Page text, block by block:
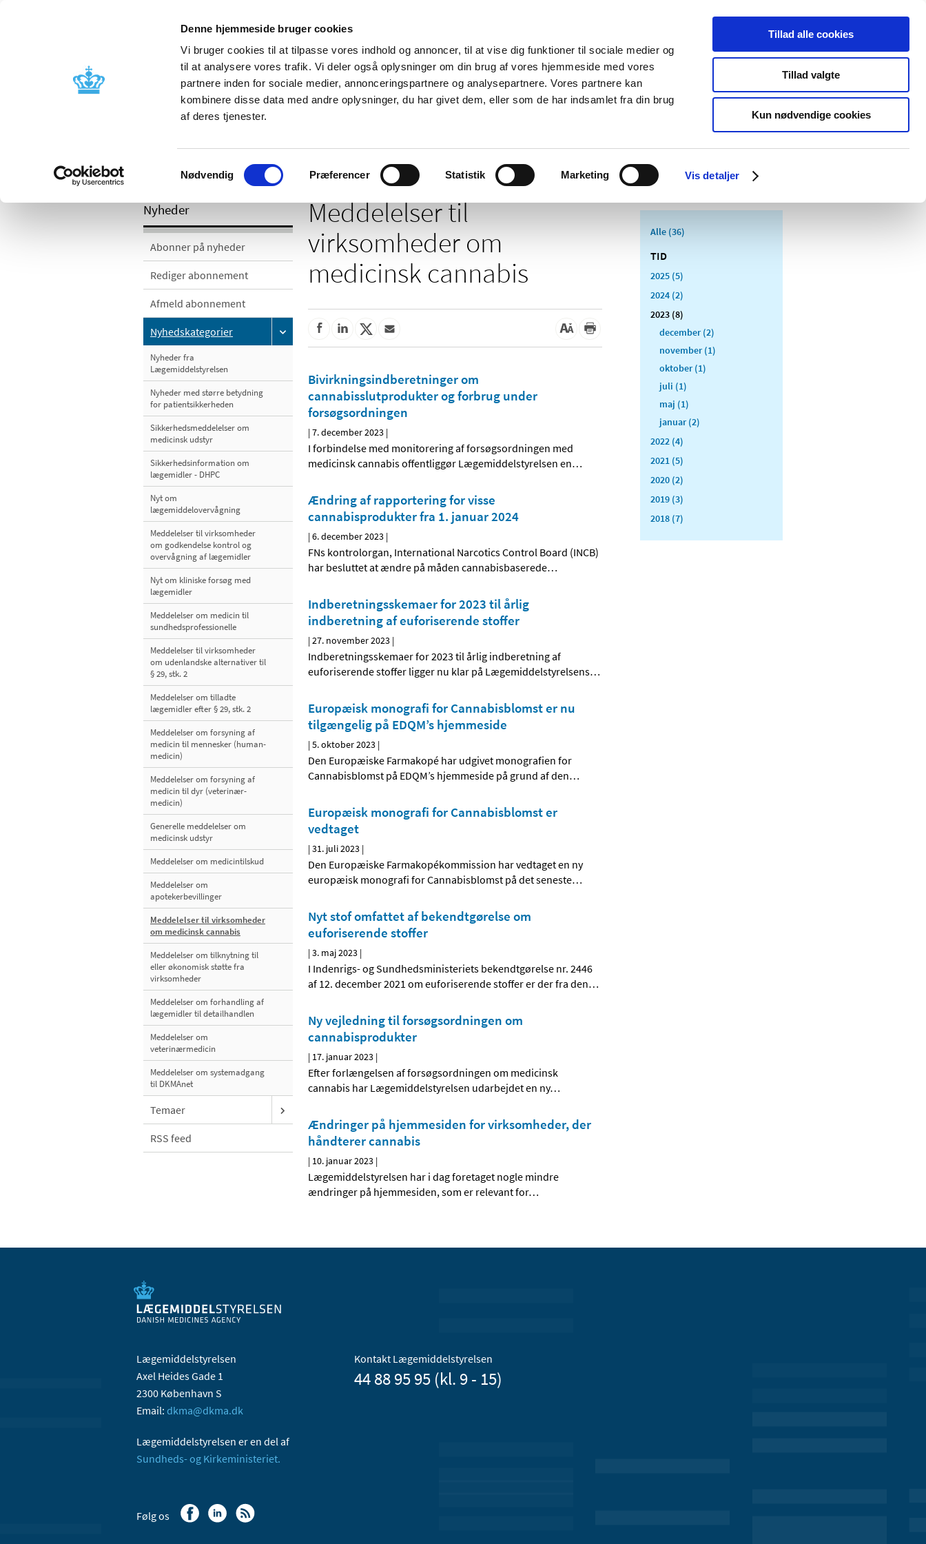
Denne hjemmeside bruger cookies
Vi bruger cookies til at tilpasse vores indhold og annoncer, til at vise dig funktioner til sociale medier og
til at analysere vores trafik. Vi deler også oplysninger om din brug af vores hjemmeside med vores
partnere inden for sociale medier, annonceringspartnere og analysepartnere. Vores partnere kan
kombinere disse data med andre oplysninger, du har givet dem, eller som de har indsamlet fra din brug
af deres tjenester.
Samtykkevalg
Nødvendig Præferencer Statistik Marketing Vis detaljer
Tillad alle cookies
Tillad valgte
Kun nødvendige cookies
Nyheder Om os Kontakt Udgivelser
Godkendelse og
Bivirkninger og
produktinformation
Tilskud og
Apoteker og salg af
Medicinsk
Særlige
produktområder
/ Nyhedskategorier / Meddelelser til virksomheder om medicinsk cannabis
Nyheder
Abonner på nyheder
Rediger abonnement
Afmeld abonnement
Nyhedskategorier
Nyheder fra
Lægemiddelstyrelsen
Nyheder med større betydning
for patientsikkerheden
Sikkerhedsmeddelelser om
medicinsk udstyr
Sikkerhedsinformation om
lægemidler - DHPC
Nyt om
lægemiddelovervågning
Meddelelser til virksomheder
om godkendelse kontrol og
overvågning af lægemidler
Nyt om kliniske forsøg med
lægemidler
Meddelelser om medicin til
sundhedsprofessionelle
Meddelelser til virksomheder
om udenlandske alternativer til
§ 29, stk. 2
Meddelelser om tilladte
lægemidler efter § 29, stk. 2
Meddelelser om forsyning af
medicin til mennesker (human-
medicin)
Meddelelser om forsyning af
medicin til dyr (veterinær-
medicin)
Generelle meddelelser om
medicinsk udstyr
Meddelelser om medicintilskud
Meddelelser om
apotekerbevillinger
Meddelelser til virksomheder
om medicinsk cannabis
Meddelelser om tilknytning til
eller økonomisk støtte fra
virksomheder
Meddelelser om forhandling af
lægemidler til detailhandlen
Meddelelser om
veterinærmedicin
Meddelelser om systemadgang
til DKMAnet
Temaer
RSS feed
Meddelelser til
virksomheder om
medicinsk cannabis
Bivirkningsindberetninger om
cannabisslutprodukter og forbrug under
forsøgsordningen
|7. december 2023 |
I forbindelse med monitorering af forsøgsordningen med
medicinsk cannabis offentliggør Lægemiddelstyrelsen en…
Ændring af rapportering for visse
cannabisprodukter fra 1. januar 2024
|6. december 2023 |
FNs kontrolorgan, International Narcotics Control Board (INCB)
har besluttet at ændre på måden cannabisbaserede…
Indberetningsskemaer for 2023 til årlig
indberetning af euforiserende stoffer
|27. november 2023 |
Indberetningsskemaer for 2023 til årlig indberetning af
euforiserende stoffer ligger nu klar på Lægemiddelstyrelsens…
Europæisk monografi for Cannabisblomst er nu
tilgængelig på EDQM’s hjemmeside
|5. oktober 2023 |
Den Europæiske Farmakopé har udgivet monografien for
Cannabisblomst på EDQM’s hjemmeside på grund af den…
Europæisk monografi for Cannabisblomst er
vedtaget
|31. juli 2023 |
Den Europæiske Farmakopékommission har vedtaget en ny
europæisk monografi for Cannabisblomst på det seneste…
Nyt stof omfattet af bekendtgørelse om
euforiserende stoffer
|3. maj 2023 |
I Indenrigs- og Sundhedsministeriets bekendtgørelse nr. 2446
af 12. december 2021 om euforiserende stoffer er der fra den…
Ny vejledning til forsøgsordningen om
cannabisprodukter
| 17. januar 2023 |
Efter forlængelsen af forsøgsordningen om medicinsk
cannabis har Lægemiddelstyrelsen udarbejdet en ny…
Ændringer på hjemmesiden for virksomheder, der
håndterer cannabis
| 10. januar 2023 |
Lægemiddelstyrelsen har i dag foretaget nogle mindre
ændringer på hjemmesiden, som er relevant for…
Alle (36)
TID
2025 (5)
2024 (2)
2023 (8)
december (2)
november (1)
oktober (1)
juli (1)
maj (1)
januar (2)
2022 (4)
2021 (5)
2020 (2)
2019 (3)
2018 (7)
Lægemiddelstyrelsen
Axel Heides Gade 1
2300 København S
Email: dkma@dkma.dk
Lægemiddelstyrelsen er en del af
Sundheds- og Kirkeministeriet.
Kontakt Lægemiddelstyrelsen
44 88 95 95 (kl. 9 - 15)
Følg os